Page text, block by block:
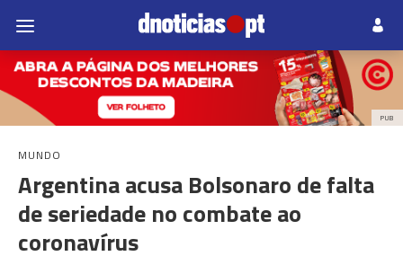
PUB
MUNDO
Argentina acusa Bolsonaro de falta
de seriedade no combate ao
coronavírus